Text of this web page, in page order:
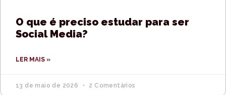
O que é preciso estudar para ser
Social Media?
LER MAIS »
13 de maio de 2026 2 Comentários